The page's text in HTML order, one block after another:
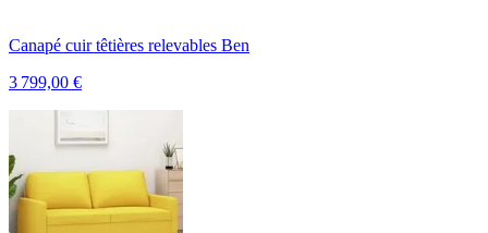
Canapé cuir têtières relevables Ben
3 799,00 €